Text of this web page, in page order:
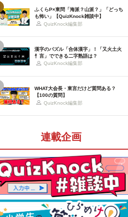
ふくらP×東問「海派？山派？」「どっち
も怖い」【QuizKnock雑談中】
QuizKnock編集部
漢字のパズル「合体漢字」！「又火土火
忄言」でできる二字熟語は？
QuizKnock編集部
WHAT大会長・東言だけど質問ある？
【100の質問】
QuizKnock編集部
連載企画